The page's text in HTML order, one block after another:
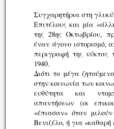
Συγχαρητήρια στη
Επιτέλους και μία
της 28ης Οκτωβρίου,
έναν άγονο ιστορισμό,
περιγραφή της νύκτας
1940.
Διότι το μέγα
στην κοινωνία των
ευθύτητα και
απαντήσεων (οι
«έπιασαν» όταν
Βενιζέλο, ή για